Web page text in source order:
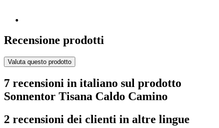
Recensione prodotti
Valuta questo prodotto
7 recensioni in italiano sul prodotto
Sonnentor Tisana Caldo Camino
2 recensioni dei clienti in altre lingue